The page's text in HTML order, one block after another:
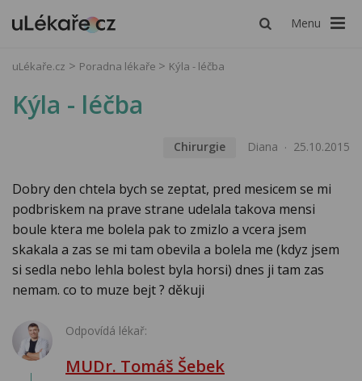
Menu
uLékaře.cz Poradna lékaře Kýla - léčba
Kýla - léčba
Chirurgie Diana 25.10.2015
Dobry den chtela bych se zeptat, pred mesicem se mi
podbriskem na prave strane udelala takova mensi
boule ktera me bolela pak to zmizlo a vcera jsem
skakala a zas se mi tam obevila a bolela me (kdyz jsem
si sedla nebo lehla bolest byla horsi) dnes ji tam zas
nemam. co to muze bejt ? děkuji
Odpovídá lékař:
MUDr. Tomáš Šebek